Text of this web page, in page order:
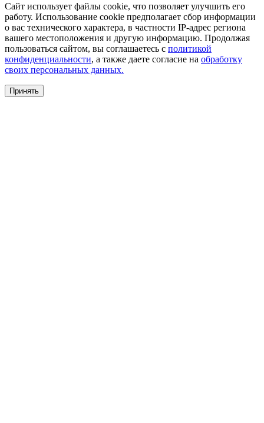
Сайт использует файлы cookie, что позволяет улучшить его
работу. Использование cookie предполагает сбор информации
о вас технического характера, в частности IP-адрес региона
вашего местоположения и другую информацию. Продолжая
пользоваться сайтом, вы соглашаетесь с политикой
конфиденциальности, а также даете согласие на обработку
своих персональных данных.
Принять